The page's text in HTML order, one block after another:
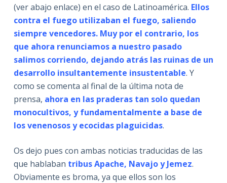
(ver abajo enlace) en el caso de Latinoamérica. Ellos
contra el fuego utilizaban el fuego, saliendo
siempre vencedores. Muy por el contrario, los
que ahora renunciamos a nuestro pasado
salimos corriendo, dejando atrás las ruinas de un
desarrollo insultantemente insustentable. Y
como se comenta al final de la última nota de
prensa, ahora en las praderas tan solo quedan
monocultivos, y fundamentalmente a base de
los venenosos y ecocidas plaguicidas.
Os dejo pues con ambas noticias traducidas de las
que hablaban tribus Apache, Navajo y Jemez.
Obviamente es broma, ya que ellos son los